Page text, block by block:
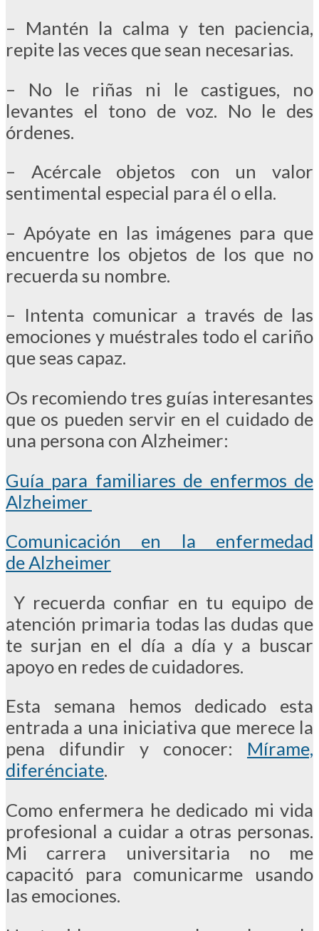
– Mantén la calma y ten paciencia,
repite las veces que sean necesarias.
– No le riñas ni le castigues, no
levantes el tono de voz. No le des
órdenes.
– Acércale objetos con un valor
sentimental especial para él o ella.
– Apóyate en las imágenes para que
encuentre los objetos de los que no
recuerda su nombre.
– Intenta comunicar a través de las
emociones y muéstrales todo el cariño
que seas capaz.
Os recomiendo tres guías interesantes
que os pueden servir en el cuidado de
una persona con Alzheimer:
Guía para familiares de enfermos de
Alzheimer
Comunicación en la enfermedad
de Alzheimer
Y recuerda confiar en tu equipo de
atención primaria todas las dudas que
te surjan en el día a día y a buscar
apoyo en redes de cuidadores.
Esta semana hemos dedicado esta
entrada a una iniciativa que merece la
pena difundir y conocer: Mírame,
diferénciate.
Como enfermera he dedicado mi vida
profesional a cuidar a otras personas.
Mi carrera universitaria no me
capacitó para comunicarme usando
las emociones.